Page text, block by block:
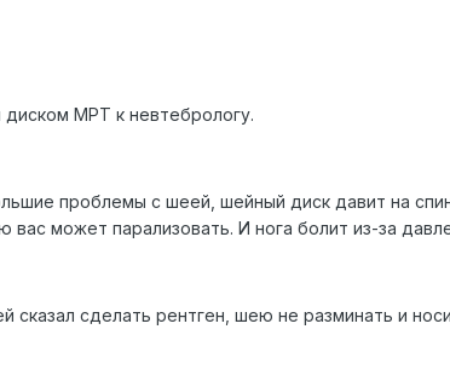
МРТ к невтебрологу.
проблемы с шеей, шейный диск давит на
может парализовать. И нога болит из-за
сказал сделать рентген, шею не разминать и